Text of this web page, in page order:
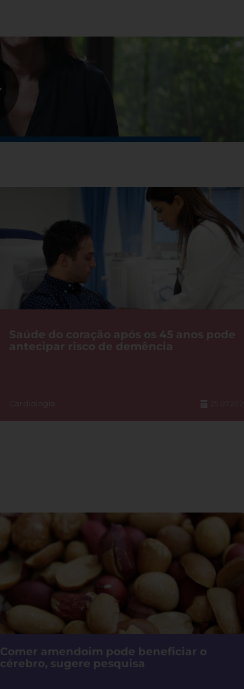
Saúde do coração após os 45 anos pode
antecipar risco de demência
Cardiologia 25.07.2026
Comer amendoim pode beneficiar o
cérebro, sugere pesquisa